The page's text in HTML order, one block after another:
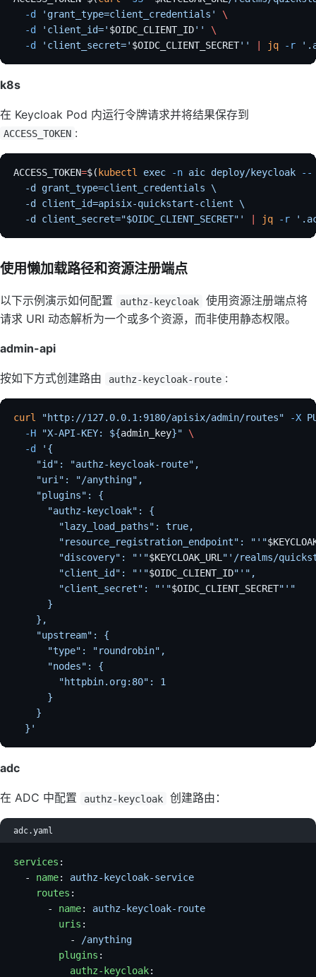
  -d
'grant_type=client_credentials'
\
  -d
'client_id=' $OIDC_CLIENT_ID''
\
  -d
'client_secret=' $OIDC_CLIENT_SECRET'' | jq -r
k8s
在 Keycloak Pod 内运行令牌请求并将结果保存到
ACCESS_TOKEN :
ACCESS_TOKEN=$(kubectl exec -n aic deploy/keycloak --
  -d grant_type=client_credentials \
  -d client_id=apisix-quickstart-client \
  -d client_secret="$OIDC_CLIENT_SECRET"'
| jq -r
使用懒加载路径和资源注册端点
以下示例演示如何配置 authz-keycloak
使用资源注册端点将
请求 URI 动态解析为一个或多个资源，而非使用静态权限。
admin-api
按如下方式创建路由 authz-keycloak-route :
curl "http://127.0.0.1:9180/apisix/admin/routes" -X
  -H
"X-API-KEY: ${admin_key}" \
  -d
'{
    "id": "authz-keycloak-route",
    "uri": "/anything",
    "plugins": {
      "authz-keycloak": {
        "lazy_load_paths": true,
        "resource_registration_endpoint": "'"
        "discovery": "'"
$KEYCLOAK_URL"'/realms/
        "client_id": "'"
$OIDC_CLIENT_ID"'",
        "client_secret": "'"
$OIDC_CLIENT_SECRET"'"
      }
    },
    "upstream": {
      "type": "roundrobin",
      "nodes": {
        "httpbin.org:80": 1
      }
    }
  }'
adc
在 ADC 中配置 authz-keycloak 创建路由：
adc.yaml
services :
  -
name: authz-keycloak-service
    routes
:
      -
name: authz-keycloak-route
        uris
:
          -
/anything
        plugins
:
          authz-keycloak
: